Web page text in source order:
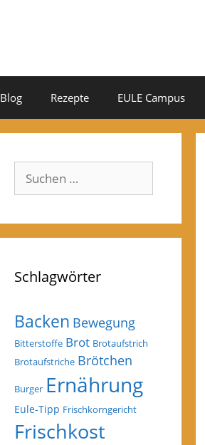
Blog Rezepte EULE Campus
Suchen
nach:
Schlagwörter
Backen Bewegung
Bitterstoffe Brot Brotaufstrich
Brotaufstriche Brötchen
Burger Ernährung
Eule-Tipp Frischkorngericht
Frischkost